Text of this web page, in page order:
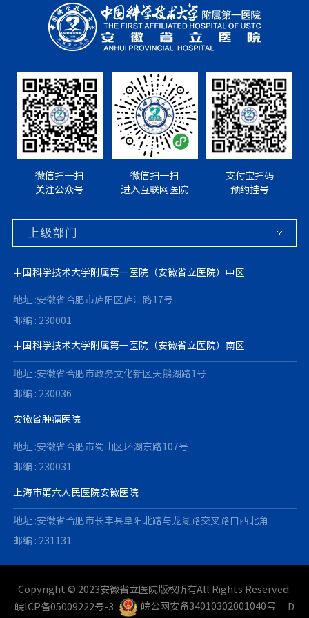
微信扫一扫
关注公众号
微信扫一扫
进入互联网医院
支付宝扫码
预约挂号
中国科学技术大学附属第一医院（安徽省立医院）中区
地址 :安徽省合肥市庐阳区庐江路17号
邮编 : 230001
中国科学技术大学附属第一医院（安徽省立医院）南区
地址 :安徽省合肥市政务文化新区天鹅湖路1号
邮编 : 230036
安徽省肿瘤医院
地址 :安徽省合肥市蜀山区环湖东路107号
邮编 : 230031
上海市第六人民医院安徽医院
地址 :安徽省合肥市长丰县阜阳北路与龙湖路交叉路口西北角
邮编 : 231131
Copyright © 2023安徽省立医院版权所有All Rights Reserved.
皖ICP备05009222号-3
皖公网安备34010302001040号 D